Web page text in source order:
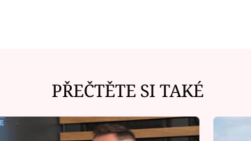
PŘEČTĚTE SI TAKÉ